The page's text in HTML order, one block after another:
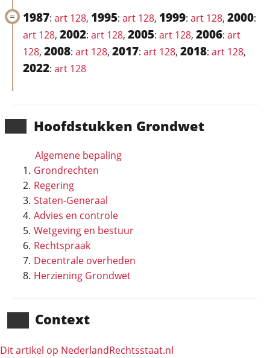
Hoofd­stukken Grondwet
Algemene bepaling
Grondrechten
Regering
Staten-Generaal
Advies en controle
Wetgeving en bestuur
Rechtspraak
Decentrale overheden
Herziening Grondwet
Context
Dit artikel op NederlandRechts­staat.nl
1987: art 128, 1995: art 128, 1999: art 128, 2000:
art 128, 2002: art 128, 2005: art 128, 2006: art
128, 2008: art 128, 2017: art 128, 2018: art 128,
2022: art 128